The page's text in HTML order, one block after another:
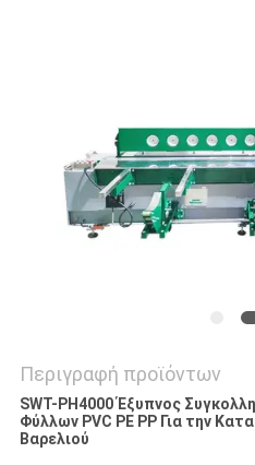
Περιγραφή προϊόντων
SWT-PH4000 Έξυπνος
Φύλλων PVC PE PP Για την
Βαρελιού